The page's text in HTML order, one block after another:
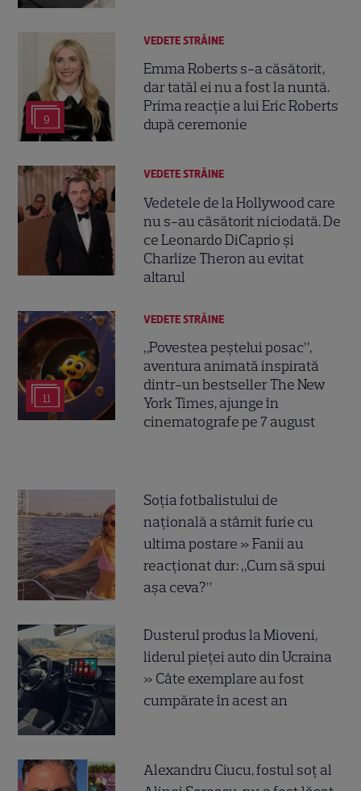
9
VEDETE STRĂINE
Emma Roberts s-a căsătorit,
dar tatăl ei nu a fost la nuntă.
Prima reacție a lui Eric Roberts
după ceremonie
VEDETE STRĂINE
Vedetele de la Hollywood care
nu s-au căsătorit niciodată. De
ce Leonardo DiCaprio și
Charlize Theron au evitat
altarul
11
VEDETE STRĂINE
„Povestea peștelui posac”,
aventura animată inspirată
dintr-un bestseller The New
York Times, ajunge în
cinematografe pe 7 august
Soția fotbalistului de
națională a stârnit furie cu
ultima postare » Fanii au
reacționat dur: „Cum să spui
așa ceva?”
Dusterul produs la Mioveni,
liderul pieței auto din Ucraina
» Câte exemplare au fost
cumpărate în acest an
Alexandru Ciucu, fostul soț al